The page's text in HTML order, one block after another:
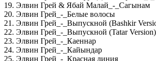
19. Элвин Грей & Ябай Малай_-_Сагынам
20. Элвин Грей_-_Белые волосы
21. Элвин Грей_-_Выпускной (Bashkir
22. Элвин Грей_-_Выпускной (Tatar Version)
23. Элвин Грей_-_Каеннар
24. Элвин Грей_-_Кайындар
25. Элвин Грей_-_Красная линия